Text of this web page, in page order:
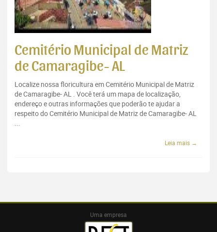
Cemitério Municipal de Matriz
de Camaragibe- AL
Localize nossa floricultura em Cemitério Municipal de Matriz
de Camaragibe- AL . Você terá um mapa de localização,
endereço e outras informações que poderão te ajudar a
respeito do Cemitério Municipal de Matriz de Camaragibe- AL
...
Leia mais →
Uma empresa